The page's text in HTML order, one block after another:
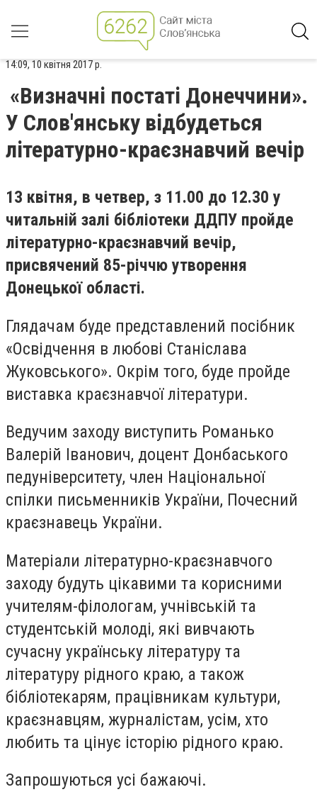
14:09, 10 квітня 2017 р.
«Визначні постаті Донеччини».
У Слов'янську відбудеться
літературно-краєзнавчий вечір
13 квітня, в четвер, з 11.00 до 12.30 у
читальній залі бібліотеки ДДПУ пройде
літературно-краєзнавчий вечір,
присвячений 85-річчю утворення
Донецької області.
Глядачам буде представлений посібник
«Освідчення в любові Станіслава
Жуковського». Окрім того, буде пройде
виставка краєзнавчої літератури.
Ведучим заходу виступить Романько
Валерій Іванович, доцент Донбаського
педуніверситету, член Національної
спілки письменників України, Почесний
краєзнавець України.
Матеріали літературно-краєзнавчого
заходу будуть цікавими та корисними
учителям-філологам, учнівській та
студентській молоді, які вивчають
сучасну українську літературу та
літературу рідного краю, а також
бібліотекарям, працівникам культури,
краєзнавцям, журналістам, усім, хто
любить та цінує історію рідного краю.
Запрошуються усі бажаючі.